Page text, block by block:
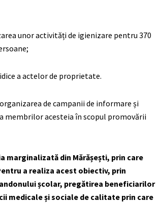
unor activități de igienizare pentru 370
a actelor de proprietate.
de campanii de informare și
membrilor acesteia în scopul promovării
din Mărășești, prin care
a realiza acest obiectiv, prin
școlar, pregătirea beneficiarilor
medicale și sociale de calitate prin care